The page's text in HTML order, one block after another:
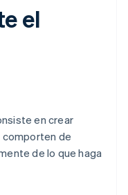
el
en crear
comporten de
de lo que haga